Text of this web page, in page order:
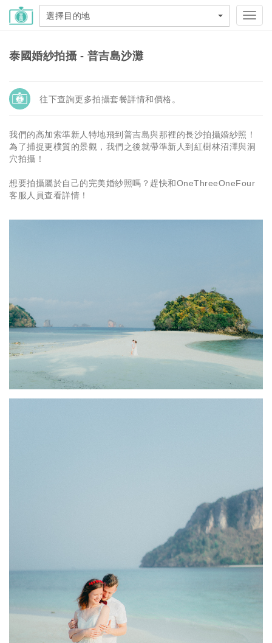
選擇目的地
泰國婚紗拍攝 - 普吉島沙灘
往下查詢更多拍攝套餐詳情和價格。
我們的高加索準新人特地飛到普吉島與那裡的長沙拍攝婚紗照！
為了捕捉更樸質的景觀，我們之後就帶準新人到紅樹林沼澤與洞
穴拍攝！
想要拍攝屬於自己的完美婚紗照嗎？趕快和OneThreeOneFour
客服人員查看詳情！